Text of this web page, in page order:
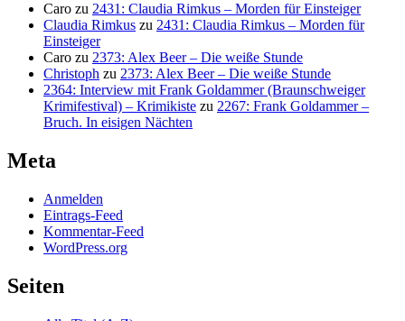
Caro zu 2431: Claudia Rimkus – Morden für Einsteiger
Claudia Rimkus zu 2431: Claudia Rimkus – Morden für
Einsteiger
Caro zu 2373: Alex Beer – Die weiße Stunde
Christoph zu 2373: Alex Beer – Die weiße Stunde
2364: Interview mit Frank Goldammer (Braunschweiger
Krimifestival) – Krimikiste zu 2267: Frank Goldammer –
Bruch. In eisigen Nächten
Meta
Anmelden
Eintrags-Feed
Kommentar-Feed
WordPress.org
Seiten